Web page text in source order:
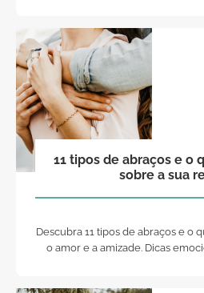
11 tipos de abraços e o
sobre a sua
Descubra 11 tipos de abraços e o
o amor e a amizade. Dicas